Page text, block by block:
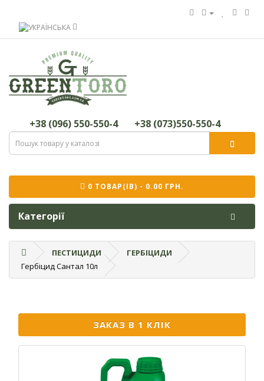
+38 (096) 550-550-4 +38 (073)550-550-4
0 ТОВАР(ІВ) - 0.00 ГРН.
Категорії
ПЕСТИЦИДИ
ГЕРБІЦИДИ
Гербіцид Сантал 10л
ЗАКАЗ В 1 КЛІК